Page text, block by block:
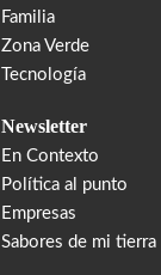
Familia
Zona Verde
Tecnología
Newsletter
En Contexto
Política al punto
Empresas
Sabores de mi tierra